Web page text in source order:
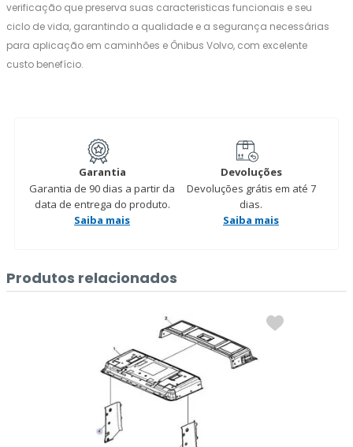
verificação que preserva suas caracteristicas funcionais e seu
ciclo de vida, garantindo a qualidade e a segurança necessárias
para aplicação em caminhões e Ônibus Volvo, com excelente
custo benefício.
Garantia
Garantia de 90 dias a partir da
data de entrega do produto.
Saiba mais
Devoluções
Devoluções grátis em até 7
dias.
Saiba mais
Produtos relacionados